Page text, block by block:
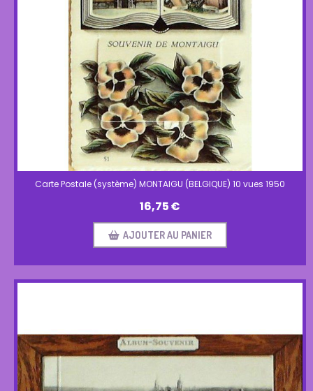
Carte Postale (système) MONTAIGU (BELGIQUE) 10 vues 1950
16,75€
AJOUTER AU PANIER